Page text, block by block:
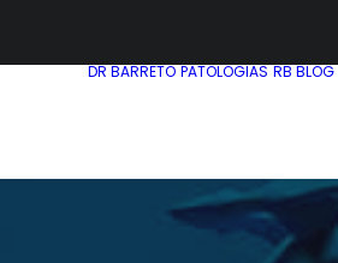
DR BARRETO PATOLOGIAS RB BLOG